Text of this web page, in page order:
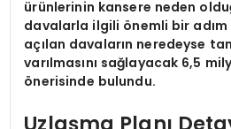
ürünlerinin kansere neden
davalarla ilgili önemli bir adım
açılan davaların neredeyse
varılmasını sağlayacak 6,5
önerisinde bulundu.